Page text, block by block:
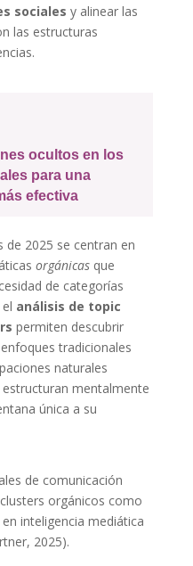
sociales y alinear las
las estructuras
ocultos en los
para una
efectiva
de 2025 se centran en
orgánicasque
de categorías
análisis de topic
permiten descubrir
tradicionales
naturales
mentalmente
única a su
de comunicación
orgánicos como
inteligencia mediática
2025).